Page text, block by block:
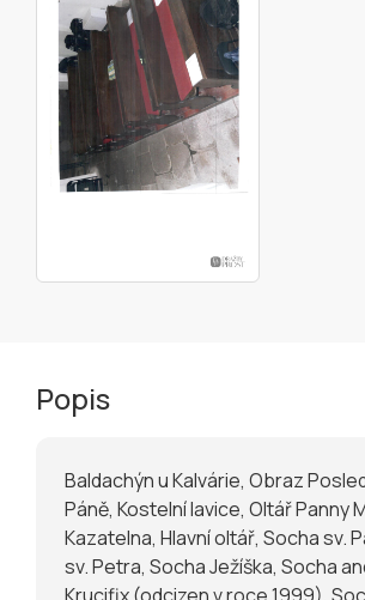
Popis
Baldachýn u Kalvárie, Obraz
Páně, Kostelní lavice, Oltář Panny
Kazatelna, Hlavní oltář, Socha sv.
sv. Petra, Socha Ježíška, Socha